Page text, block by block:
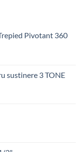
Pivotant 360
sustinere 3 TONE
lei.